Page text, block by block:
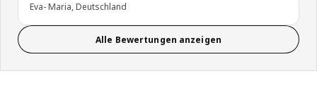
Eva- Maria, Deutschland
Alle Bewertungen anzeigen